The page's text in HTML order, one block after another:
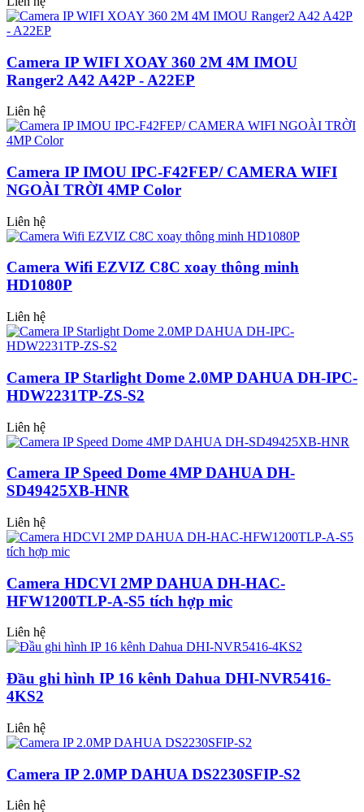
Camera IP WIFI XOAY 360 2M 4M IMOU
Ranger2 A42 A42P - A22EP
Liên hệ
Camera IP IMOU IPC-F42FEP/ CAMERA WIFI
NGOÀI TRỜI 4MP Color
Liên hệ
Camera Wifi EZVIZ C8C xoay thông minh
HD1080P
Liên hệ
Camera IP Starlight Dome 2.0MP DAHUA DH-IPC-
HDW2231TP-ZS-S2
Liên hệ
Camera IP Speed Dome 4MP DAHUA DH-
SD49425XB-HNR
Liên hệ
Camera HDCVI 2MP DAHUA DH-HAC-
HFW1200TLP-A-S5 tích hợp mic
Liên hệ
Đầu ghi hình IP 16 kênh Dahua DHI-NVR5416-
4KS2
Liên hệ
Camera IP 2.0MP DAHUA DS2230SFIP-S2
Liên hệ